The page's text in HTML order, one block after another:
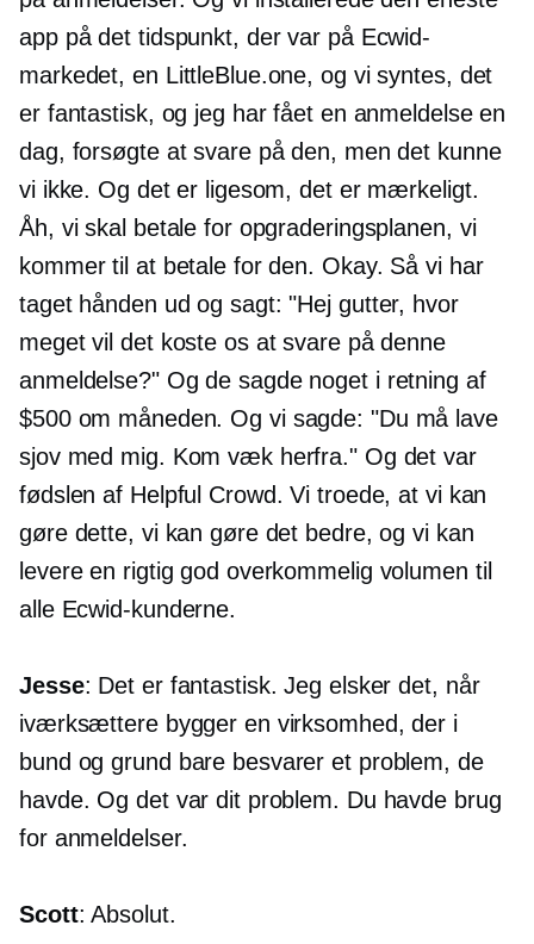
app på det tidspunkt, der var på Ecwid-
markedet, en LittleBlue.one, og vi syntes, det
er fantastisk, og jeg har fået en anmeldelse en
dag, forsøgte at svare på den, men det kunne
vi ikke. Og det er ligesom, det er mærkeligt.
Åh, vi skal betale for opgraderingsplanen, vi
kommer til at betale for den. Okay. Så vi har
taget hånden ud og sagt: "Hej gutter, hvor
meget vil det koste os at svare på denne
anmeldelse?" Og de sagde noget i retning af
$500 om måneden. Og vi sagde: "Du må lave
sjov med mig. Kom væk herfra." Og det var
fødslen af ​​Helpful Crowd. Vi troede, at vi kan
gøre dette, vi kan gøre det bedre, og vi kan
levere en rigtig god overkommelig volumen til
alle Ecwid-kunderne.
Jesse: Det er fantastisk. Jeg elsker det, når
iværksættere bygger en virksomhed, der i
bund og grund bare besvarer et problem, de
havde. Og det var dit problem. Du havde brug
for anmeldelser.
Scott: Absolut.